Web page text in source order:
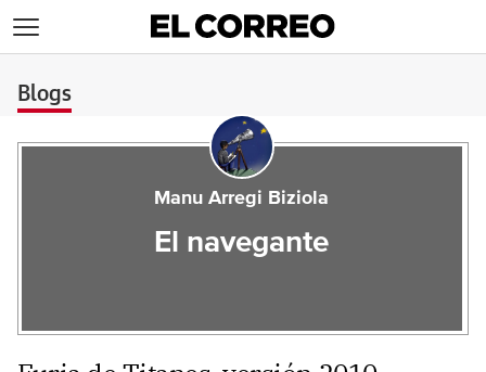
Blogs
Manu Arregi Biziola
El navegante